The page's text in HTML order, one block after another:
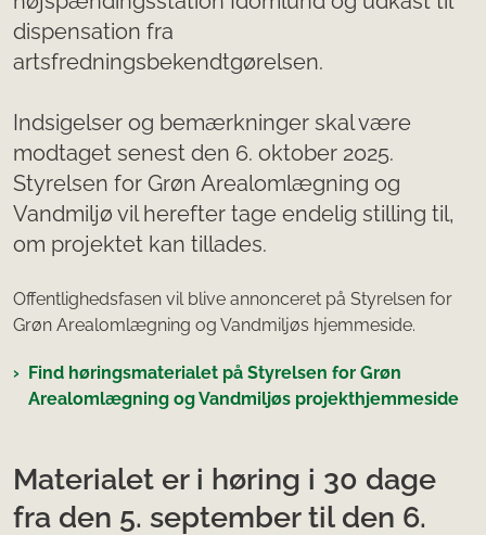
dispensation fra
artsfredningsbekendtgørelsen.
Indsigelser og bemærkninger skal være
modtaget senest den 6. oktober 2025.
Styrelsen for Grøn Arealomlægning og
Vandmiljø vil herefter tage endelig stilling til,
om projektet kan tillades.
Offentlighedsfasen vil blive annonceret på Styrelsen for
Grøn Arealomlægning og Vandmiljøs hjemmeside.
Find høringsmaterialet på Styrelsen for Grøn
Arealomlægning og Vandmiljøs projekthjemmeside
Materialet er i høring i 30 dage
fra den 5. september til den 6.